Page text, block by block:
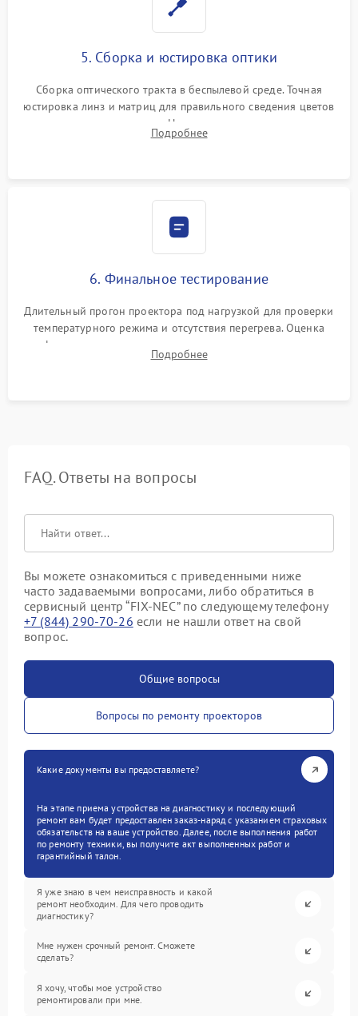
5. Сборка и юстировка оптики
Сборка оптического тракта в беспылевой среде. Точная
юстировка линз и матриц для правильного сведения цветов
и устранения размытия. Надежное подключение всех
шлейфов, установка датчиков и закрытие корпуса
Подробнее
6. Финальное тестирование
Длительный прогон проектора под нагрузкой для проверки
температурного режима и отсутствия перегрева. Оценка
фокуса, контрастности и цветопередачи на тестовых
таблицах. Проверка работы всех видеовходов и кнопок
Подробнее
FAQ. Ответы на вопросы
Вы можете ознакомиться с приведенными ниже
часто задаваемыми вопросами, либо обратиться в
сервисный центр “FIX-NEC” по следующему телефону
+7 (844) 290-70-26 если не нашли ответ на свой
вопрос.
Общие вопросы
Вопросы по ремонту проекторов
Какие документы вы предоставляете?
На этапе приема устройства на диагностику и последующий
ремонт вам будет предоставлен заказ-наряд с указанием страховых
обязательств на ваше устройство. Далее, после выполнения работ
по ремонту техники, вы получите акт выполненных работ и
гарантийный талон.
Я уже знаю в чем неисправность и какой
ремонт необходим. Для чего проводить
диагностику?
Мне нужен срочный ремонт. Сможете
сделать?
Я хочу, чтобы мое устройство
ремонтировали при мне.